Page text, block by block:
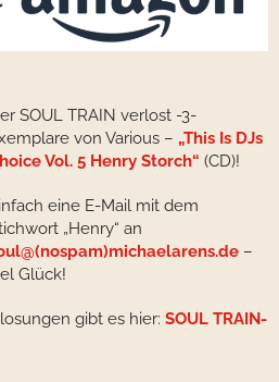
SOUL TRAIN verlost -3-
von Various – „This Is DJs
Vol. 5 Henry Storch“ (CD)!
eine E-Mail mit dem
„Henry“ an
–
Glück!
gibt es hier: SOUL TRAIN-